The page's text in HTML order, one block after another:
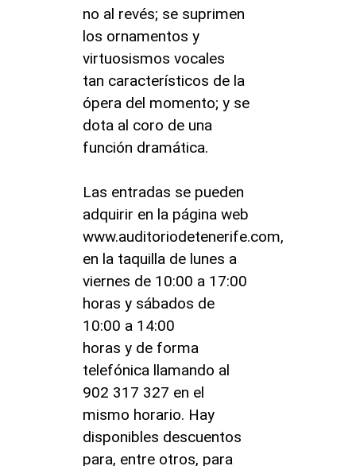
no al revés; se suprimen
los ornamentos y
virtuosismos vocales
tan característicos de la
ópera del momento; y se
dota al coro de una
función dramática.
Las entradas se pueden
adquirir en la página web
www.auditoriodetenerife.com,
en la taquilla de lunes a
viernes de 10:00 a 17:00
horas y sábados de
10:00 a 14:00
horas y de forma
telefónica llamando al
902 317 327 en el
mismo horario. Hay
disponibles descuentos
para, entre otros, para